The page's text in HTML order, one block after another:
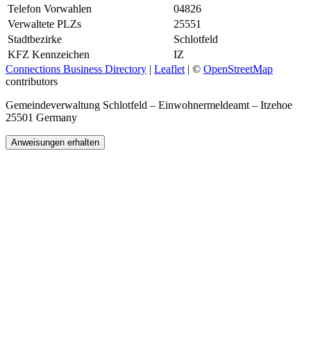
Telefon Vorwahlen
04826
Verwaltete PLZs
25551
Stadtbezirke
Schlotfeld
KFZ Kennzeichen
IZ
Connections Business Directory | Leaflet | © OpenStreetMap
contributors
Gemeindeverwaltung Schlotfeld – Einwohnermeldeamt – Itzehoe
25501 Germany
Anweisungen erhalten